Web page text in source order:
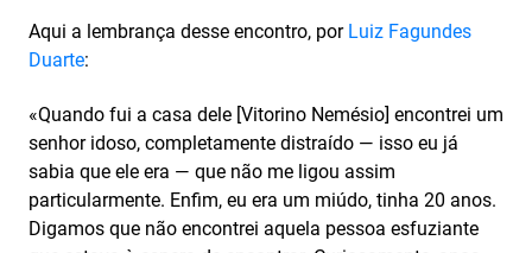
Aqui a lembrança desse encontro, por Luiz Fagundes
Duarte:
«Quando fui a casa dele [Vitorino Nemésio] encontrei um
senhor idoso, completamente distraído — isso eu já
sabia que ele era — que não me ligou assim
particularmente. Enfim, eu era um miúdo, tinha 20 anos.
Digamos que não encontrei aquela pessoa esfuziante